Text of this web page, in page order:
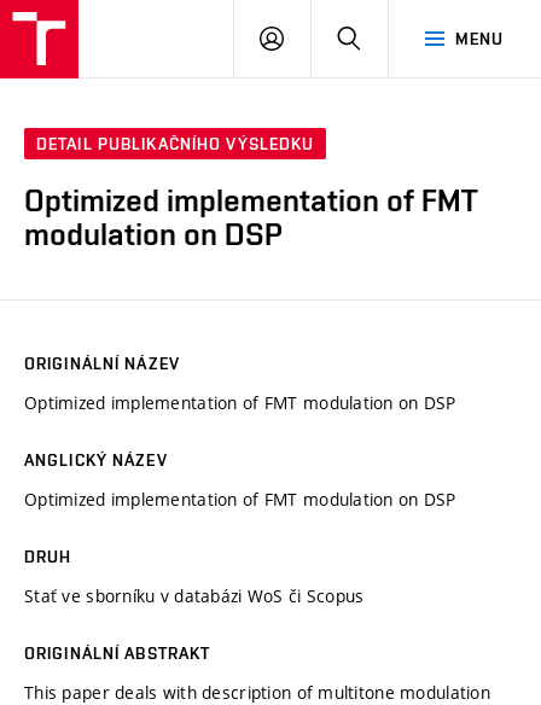
MENU
PŘIHLÁSIT
DETAIL PUBLIKAČNÍHO VÝSLEDKU
Optimized implementation of FMT
modulation on DSP
ORIGINÁLNÍ NÁZEV
Optimized implementation of FMT modulation on DSP
ANGLICKÝ NÁZEV
Optimized implementation of FMT modulation on DSP
DRUH
Stať ve sborníku v databázi WoS či Scopus
ORIGINÁLNÍ ABSTRAKT
This paper deals with description of multitone modulation